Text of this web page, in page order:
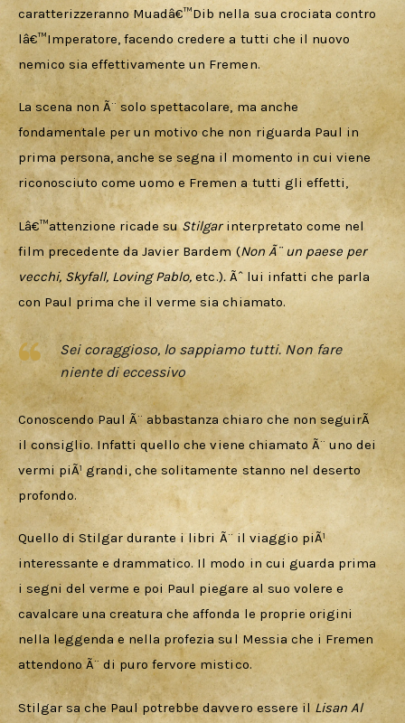
caratterizzeranno Muadâ€™Dib nella sua crociata contro
lâ€™Imperatore, facendo credere a tutti che il nuovo
nemico sia effettivamente un Fremen.
La scena non Ã¨ solo spettacolare, ma anche
fondamentale per un motivo che non riguarda Paul in
prima persona, anche se segna il momento in cui viene
riconosciuto come uomo e Fremen a tutti gli effetti,
Lâ€™attenzione ricade su Stilgar interpretato come nel
film precedente da Javier Bardem (Non Ã¨ un paese per
vecchi, Skyfall, Loving Pablo, etc.). Ãˆ lui infatti che parla
con Paul prima che il verme sia chiamato.
Sei coraggioso, lo sappiamo tutti. Non fare
niente di eccessivo
Conoscendo Paul Ã¨ abbastanza chiaro che non seguirÃ
il consiglio. Infatti quello che viene chiamato Ã¨ uno dei
vermi piÃ¹ grandi, che solitamente stanno nel deserto
profondo.
Quello di Stilgar durante i libri Ã¨ il viaggio piÃ¹
interessante e drammatico. Il modo in cui guarda prima
i segni del verme e poi Paul piegare al suo volere e
cavalcare una creatura che affonda le proprie origini
nella leggenda e nella profezia sul Messia che i Fremen
attendono Ã¨ di puro fervore mistico.
Stilgar sa che Paul potrebbe davvero essere il Lisan Al